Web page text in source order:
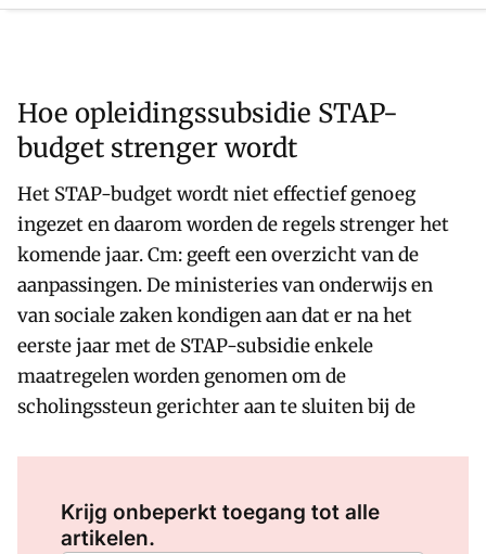
Hoe opleidingssubsidie STAP-
budget strenger wordt
Het STAP-budget wordt niet effectief genoeg
ingezet en daarom worden de regels strenger het
komende jaar. Cm: geeft een overzicht van de
aanpassingen. De ministeries van onderwijs en
van sociale zaken kondigen aan dat er na het
eerste jaar met de STAP-subsidie enkele
maatregelen worden genomen om de
scholingssteun gerichter aan te sluiten bij de
Krijg onbeperkt toegang tot alle
artikelen.